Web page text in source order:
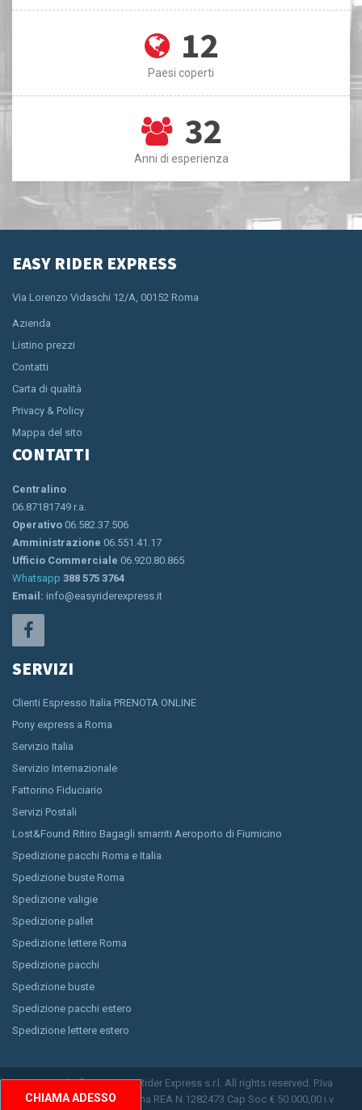
12
Paesi coperti
32
Anni di esperienza
EASY RIDER EXPRESS
Via Lorenzo Vidaschi 12/A, 00152 Roma
Azienda
Listino prezzi
Contatti
Carta di qualità
Privacy & Policy
Mappa del sito
CONTATTI
Centralino
06.87181749 r.a.
Operativo 06.582.37.506
Amministrazione 06.551.41.17
Ufficio Commerciale 06.920.80.865
Whatsapp 388 575 3764
Email: info@easyriderexpress.it
SERVIZI
Clienti Espresso Italia PRENOTA ONLINE
Pony express a Roma
Servizio Italia
Servizio Internazionale
Fattorino Fiduciario
Servizi Postali
Lost&Found Ritiro Bagagli smarriti Aeroporto di Fiumicino
Spedizione pacchi Roma e Italia
Spedizione buste Roma
Spedizione valigie
Spedizione pallet
Spedizione lettere Roma
Spedizione pacchi
Spedizione buste
Spedizione pacchi estero
Spedizione lettere estero
Copyright © 2026 Easy Rider Express s.r.l. All rights reserved. P.Iva
11150791009 CCIAA Roma REA N.1282473 Cap Soc € 50.000,00 i.v.
CHIAMA ADESSO